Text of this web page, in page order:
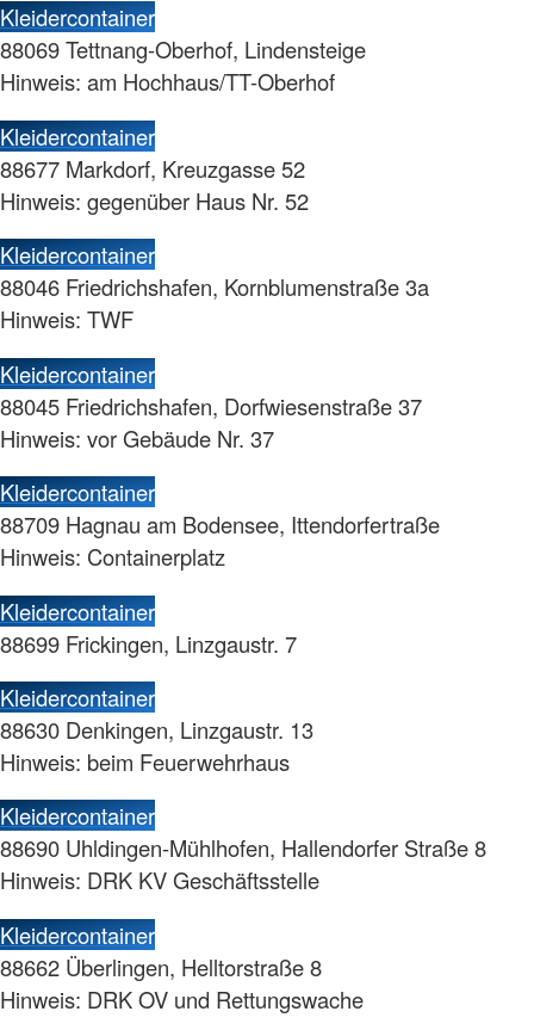
Kleidercontainer
88069 Tettnang-Oberhof, Lindensteige
Hinweis: am Hochhaus/TT-Oberhof
Kleidercontainer
88677 Markdorf, Kreuzgasse 52
Hinweis: gegenüber Haus Nr. 52
Kleidercontainer
88046 Friedrichshafen, Kornblumenstraße 3a
Hinweis: TWF
Kleidercontainer
88045 Friedrichshafen, Dorfwiesenstraße 37
Hinweis: vor Gebäude Nr. 37
Kleidercontainer
88709 Hagnau am Bodensee, Ittendorfertraße
Hinweis: Containerplatz
Kleidercontainer
88699 Frickingen, Linzgaustr. 7
Kleidercontainer
88630 Denkingen, Linzgaustr. 13
Hinweis: beim Feuerwehrhaus
Kleidercontainer
88690 Uhldingen-Mühlhofen, Hallendorfer Straße 8
Hinweis: DRK KV Geschäftsstelle
Kleidercontainer
88662 Überlingen, Helltorstraße 8
Hinweis: DRK OV und Rettungswache